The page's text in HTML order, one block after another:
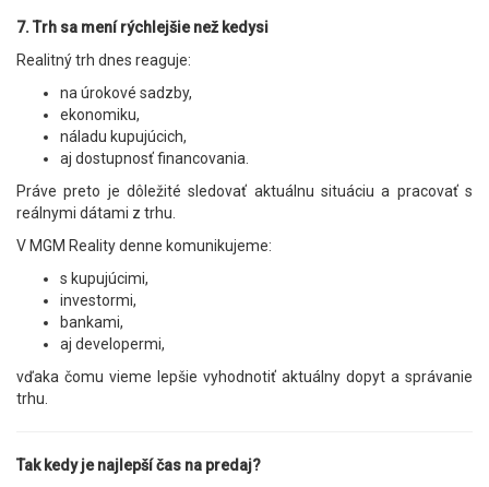
7. Trh sa mení rýchlejšie než kedysi
Realitný trh dnes reaguje:
na úrokové sadzby,
ekonomiku,
náladu kupujúcich,
aj dostupnosť financovania.
Práve preto je dôležité sledovať aktuálnu situáciu a pracovať s
reálnymi dátami z trhu.
V MGM Reality denne komunikujeme:
s kupujúcimi,
investormi,
bankami,
aj developermi,
vďaka čomu vieme lepšie vyhodnotiť aktuálny dopyt a správanie
trhu.
Tak kedy je najlepší čas na predaj?